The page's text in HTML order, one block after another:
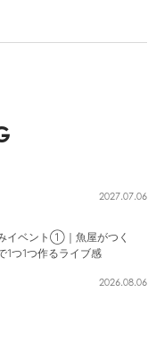
2027.07.06
イベント①｜魚屋がつく
1つ1つ作るライブ感
2026.08.06